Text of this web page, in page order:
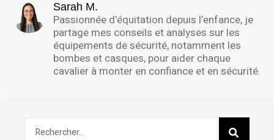
Sarah M.
Passionnée d’équitation depuis l’enfance, je
partage mes conseils et analyses sur les
équipements de sécurité, notamment les
bombes et casques, pour aider chaque
cavalier à monter en confiance et en sécurité.